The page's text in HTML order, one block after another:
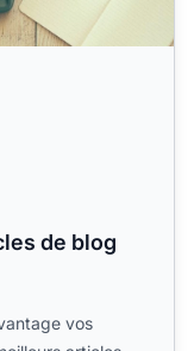
de blog
vos